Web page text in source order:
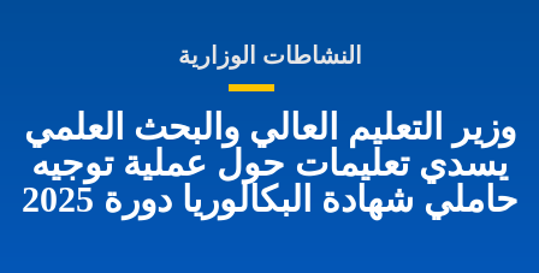
النشاطات الوزارية
وزير التعليم العالي والبحث العلمي
يسدي تعليمات حول عملية توجيه
حاملي شهادة البكالوريا دورة 2025